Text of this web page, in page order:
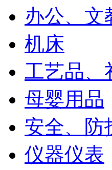
办公、文
机床
工艺品、
母婴用品
安全、防
仪器仪表